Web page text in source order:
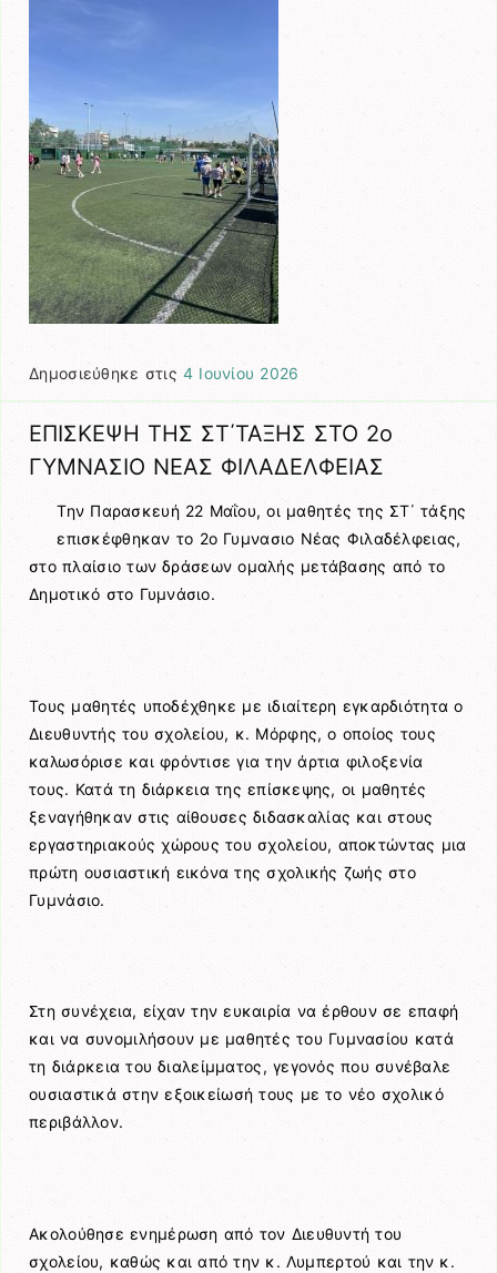
Δημοσιεύθηκε στις 4 Ιουνίου 2026
ΕΠΙΣΚΕΨΗ ΤΗΣ ΣΤ΄ΤΑΞΗΣ ΣΤΟ 2ο
ΓΥΜΝΑΣΙΟ ΝΕΑΣ ΦΙΛΑΔΕΛΦΕΙΑΣ
Την Παρασκευή 22 Μαΐου, οι μαθητές της ΣΤ΄ τάξης
επισκέφθηκαν το 2ο Γυμνασιο Νέας Φιλαδέλφειας,
στο πλαίσιο των δράσεων ομαλής μετάβασης από το
Δημοτικό στο Γυμνάσιο.
Τους μαθητές υποδέχθηκε με ιδιαίτερη εγκαρδιότητα ο
Διευθυντής του σχολείου, κ. Μόρφης, ο οποίος τους
καλωσόρισε και φρόντισε για την άρτια φιλοξενία
τους. Κατά τη διάρκεια της επίσκεψης, οι μαθητές
ξεναγήθηκαν στις αίθουσες διδασκαλίας και στους
εργαστηριακούς χώρους του σχολείου, αποκτώντας μια
πρώτη ουσιαστική εικόνα της σχολικής ζωής στο
Γυμνάσιο.
Στη συνέχεια, είχαν την ευκαιρία να έρθουν σε επαφή
και να συνομιλήσουν με μαθητές του Γυμνασίου κατά
τη διάρκεια του διαλείμματος, γεγονός που συνέβαλε
ουσιαστικά στην εξοικείωσή τους με το νέο σχολικό
περιβάλλον.
Ακολούθησε ενημέρωση από τον Διευθυντή του
σχολείου, καθώς και από την κ. Λυμπερτού και την κ.